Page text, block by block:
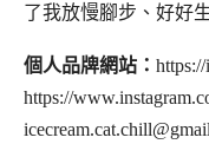
了我放慢腳步、好好
個人品牌網站：
https://